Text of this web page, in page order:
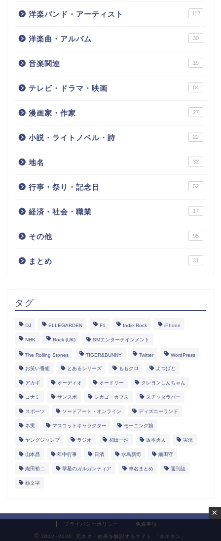
洋楽バンド・アーティスト 112
洋楽曲・アルバム 30
音楽関連 19
テレビ・ドラマ・映画 84
漫画家・作家 27
小説・ライトノベル・詩 22
地名 32
行事・祭り・記念日 52
経済・社会・職業 17
その他 95
まとめ 31
タグ
DJ ELLEGARDEN F1 Indie Rock iPhone
NHK Rock (UK) SMエンターテインメント
The Rolling Stones TIGER&BUNNY Twitter WordPress
お笑い番組 とあるシリーズ ももクロ よつばと
アカギ オーディオ オードリー クレヨンしんちゃん
コナミ サンスポ シカゴ・カブス スチャダラパー
スポーツ ソードアート・オンライン ディズニーランド
ネ実 マスコットキャラクター モーニング娘
ヤングジャンプ ラジオ 和田一浩 坂本勇人 実況
山本昌 年中行事 日清 水島新司 細田守
織田裕二 翠星のガルガンティア 車名まとめ 週刊誌
顔文字
プライバシーポリシー 免責事項
2012–2026 元ネタ・由来を解説するサイト 「タネタン」
×